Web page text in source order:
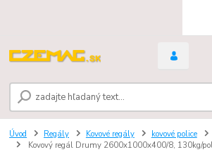
Úvod Regály Kovové regály kovové police
Kovový regál Drumy 2600x1000x400/8, 130kg/